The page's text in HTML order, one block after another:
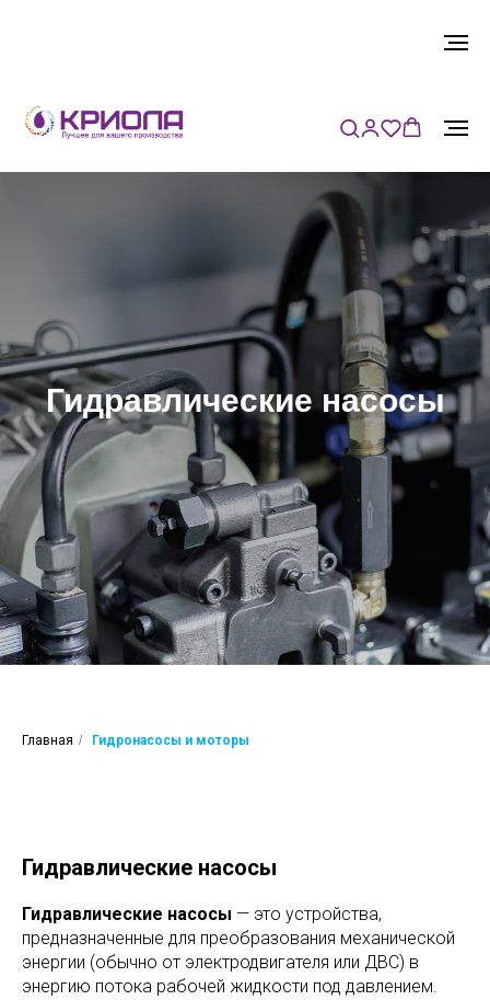
Гидравлические насосы
Главная / Гидронасосы и моторы
Гидравлические насосы
Гидравлические насосы — это устройства,
предназначенные для преобразования механической
энергии (обычно от электродвигателя или ДВС) в
энергию потока рабочей жидкости под давлением.